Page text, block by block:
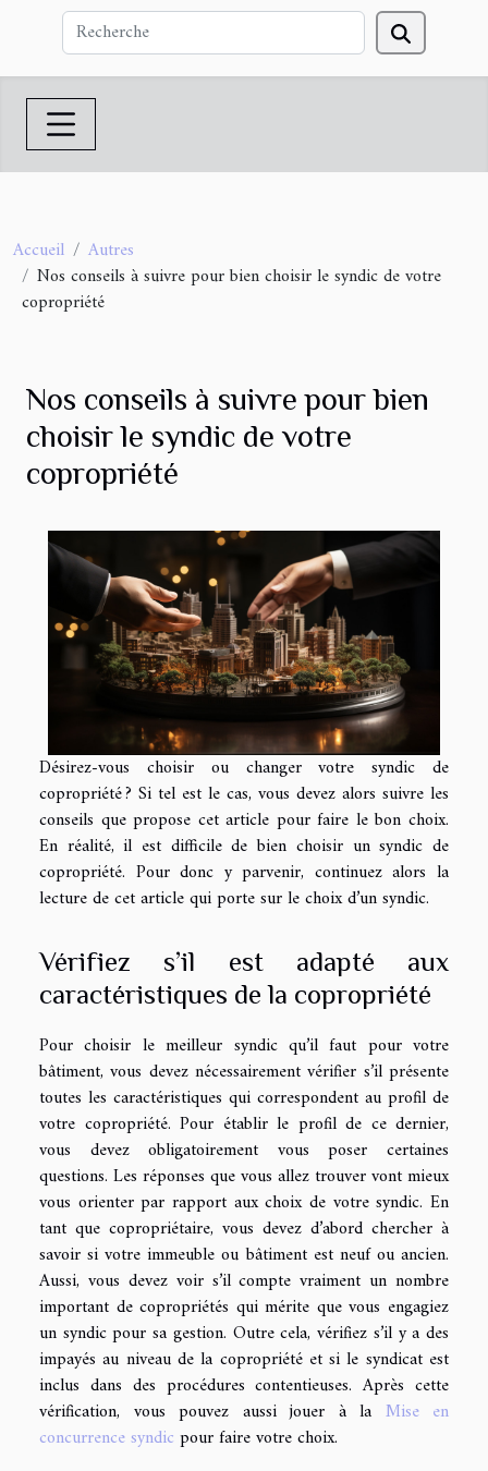
Accueil
Autres
Nos conseils à suivre pour bien choisir le syndic de votre
copropriété
Nos conseils à suivre pour bien
choisir le syndic de votre
copropriété
Désirez-vous choisir ou changer votre syndic de
copropriété ? Si tel est le cas, vous devez alors suivre les
conseils que propose cet article pour faire le bon choix.
En réalité, il est difficile de bien choisir un syndic de
copropriété. Pour donc y parvenir, continuez alors la
lecture de cet article qui porte sur le choix d’un syndic.
Vérifiez s’il est adapté aux
caractéristiques de la copropriété
Pour choisir le meilleur syndic qu’il faut pour votre
bâtiment, vous devez nécessairement vérifier s’il présente
toutes les caractéristiques qui correspondent au profil de
votre copropriété. Pour établir le profil de ce dernier,
vous devez obligatoirement vous poser certaines
questions. Les réponses que vous allez trouver vont mieux
vous orienter par rapport aux choix de votre syndic. En
tant que copropriétaire, vous devez d’abord chercher à
savoir si votre immeuble ou bâtiment est neuf ou ancien.
Aussi, vous devez voir s’il compte vraiment un nombre
important de copropriétés qui mérite que vous engagiez
un syndic pour sa gestion. Outre cela, vérifiez s’il y a des
impayés au niveau de la copropriété et si le syndicat est
inclus dans des procédures contentieuses. Après cette
vérification, vous pouvez aussi jouer à la Mise en
concurrence syndic pour faire votre choix.